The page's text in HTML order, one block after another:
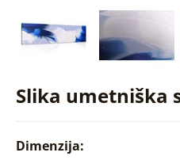
Slika umetniška
Dimenzija: